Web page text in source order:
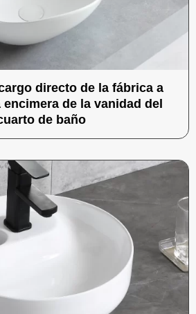
directo de la fábrica a
de la vanidad del
de baño